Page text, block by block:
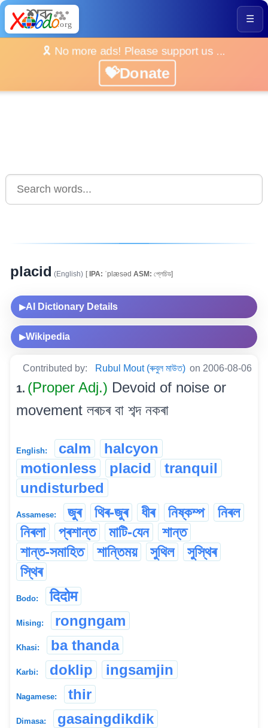
☰
🎗️ No more ads! Please support us ...
💝Donate
placid (English) [IPA: ˈplæsəd ASM: প্লেচিড]
▶AI Dictionary Details
▶Wikipedia
Contributed by: Rubul Mout (ৰুবুল মাউত) on 2006-08-06
1. (Proper Adj.) Devoid of noise or
movement লৰচৰ বা শব্দ নকৰা
English: calm
halcyon
motionless
placid
tranquil
undisturbed
Assamese: জুৰ থিৰ-জুৰ ধীৰ নিষ্কম্প
নিৰল
নিৰলা
প্ৰশান্ত মাটি-যেন
শান্ত
শান্ত-সমাহিত
শান্তিময় সুথিল
সুস্থিৰ
স্থিৰ
Bodo: दिदोम
Mising: rongngam
Khasi: ba thanda
Karbi: doklip ingsamjin
Nagamese: thir
Dimasa: gasaingdikdik